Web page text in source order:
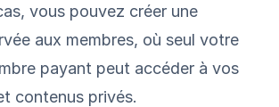
vous pouvez créer une
aux membres, où seul votre
payant peut accéder à vos
contenus privés.